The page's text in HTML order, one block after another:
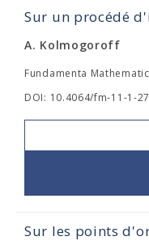
Sur un procédé
A. Kolmogoroff
Fundamenta
DOI: 10.4064/fm-11-1-
Sur les points